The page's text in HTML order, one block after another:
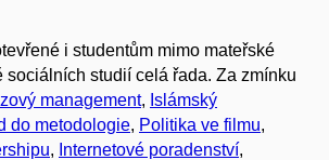
i studentům mimo mateřské
sociálních studií celá řada. Za zmínku
management, Islámský
do metodologie, Politika ve filmu,
, Internetové poradenství,